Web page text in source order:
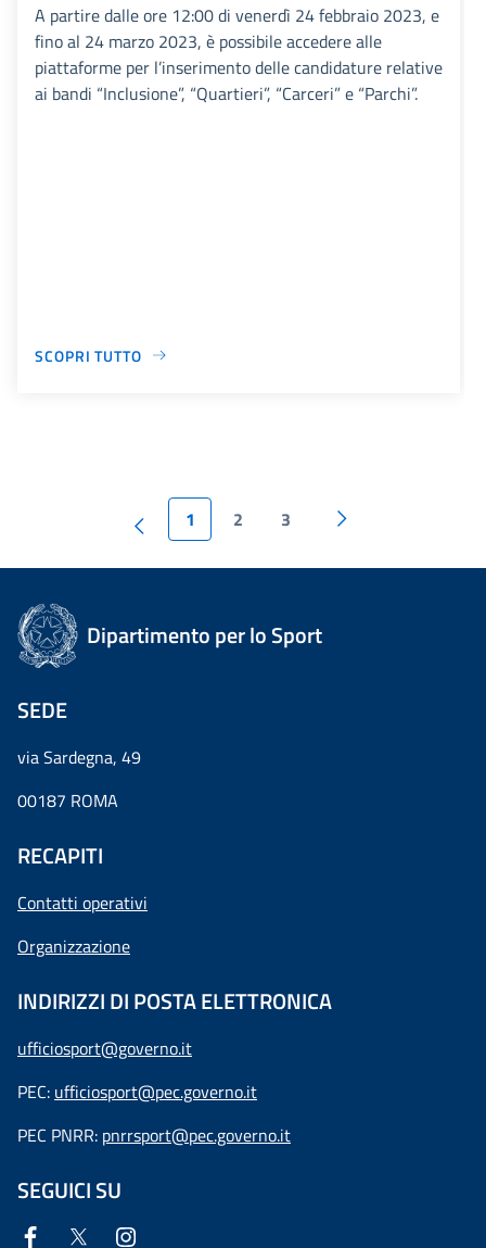
A partire dalle ore 12:00 di venerdì 24 febbraio 2023, e
fino al 24 marzo 2023, è possibile accedere alle
piattaforme per l’inserimento delle candidature relative
ai bandi “Inclusione”, “Quartieri”, “Carceri” e “Parchi”.
SCOPRI TUTTO
1 2 3
Dipartimento per lo Sport
SEDE
via Sardegna, 49
00187 ROMA
RECAPITI
Contatti operativi
Organizzazione
INDIRIZZI DI POSTA ELETTRONICA
ufficiosport@governo.it
PEC: ufficiosport@pec.governo.it
PEC PNRR: pnrrsport@pec.governo.it
SEGUICI SU